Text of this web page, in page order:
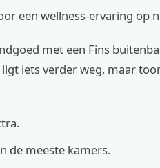
een wellness-ervaring op
met een Fins
iets verder weg, maar
de meeste kamers.